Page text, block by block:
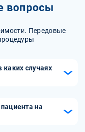
вопросы
Передовые
случаях
для перевозки
Он
на